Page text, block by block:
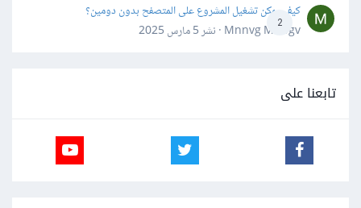
2
كيف يمكن تشغيل المشروع على المتصفح بدون دومين؟
Mnnvg Mnbgv · نشر
5 مارس 2025
تابعنا على